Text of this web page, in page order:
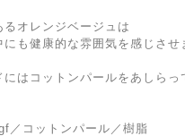
オレンジベージュは
も健康的な雰囲気を感じさせ
はコットンパールをあしらっ
／コットンパール／樹脂